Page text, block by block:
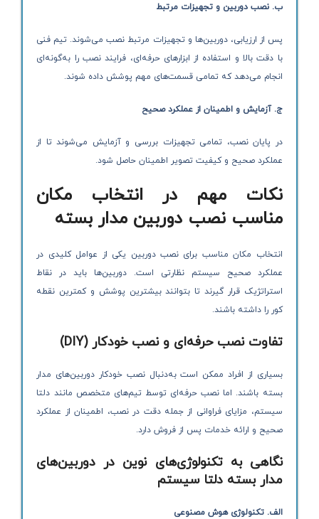
ب. نصب دوربین و تجهیزات مرتبط
پس از ارزیابی، دوربین‌ها و تجهیزات مرتبط نصب می‌شوند. تیم فنی
با دقت بالا و استفاده از ابزارهای حرفه‌ای، فرایند نصب را به‌گونه‌ای
انجام می‌دهد که تمامی قسمت‌های مهم پوشش داده شوند.
ج. آزمایش و اطمینان از عملکرد صحیح
در پایان نصب، تمامی تجهیزات بررسی و آزمایش می‌شوند تا از
عملکرد صحیح و کیفیت تصویر اطمینان حاصل شود.
نکات مهم در انتخاب مکان
مناسب نصب دوربین مدار بسته
انتخاب مکان مناسب برای نصب دوربین یکی از عوامل کلیدی در
عملکرد صحیح سیستم نظارتی است. دوربین‌ها باید در نقاط
استراتژیک قرار گیرند تا بتوانند بیشترین پوشش و کمترین نقطه
کور را داشته باشند.
تفاوت نصب حرفه‌ای و نصب خودکار (DIY)
بسیاری از افراد ممکن است به‌دنبال نصب خودکار دوربین‌های مدار
بسته باشند. اما نصب حرفه‌ای توسط تیم‌های متخصص مانند دلتا
سیستم، مزایای فراوانی از جمله دقت در نصب، اطمینان از عملکرد
صحیح و ارائه خدمات پس از فروش دارد.
نگاهی به تکنولوژی‌های نوین در دوربین‌های
مدار بسته دلتا سیستم
الف. تکنولوژی هوش مصنوعی